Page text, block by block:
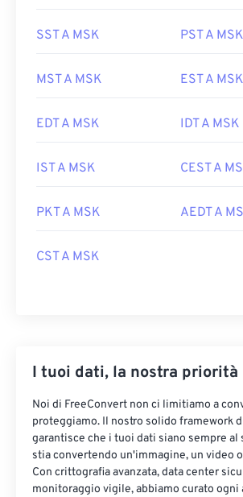
SST A MSK PST A MSK
MST A MSK EST A MSK
EDT A MSK IDT A MSK
IST A MSK CEST A
PKT A MSK AEDT A
CST A MSK
I tuoi dati, la nostra priorità
Noi di FreeConvert non ci limitiamo a
proteggiamo. Il nostro solido framework
garantisce che i tuoi dati siano sempre al
stia convertendo un'immagine, un video
Con crittografia avanzata, data center
monitoraggio vigile, abbiamo curato ogni